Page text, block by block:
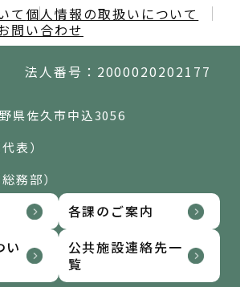
て 個人情報の取扱いについて
問い合わせ
法人番号：2000020202177
県佐久市中込3056
代表）
総務部）
各課のご案内
い
公共施設連絡先一
覧